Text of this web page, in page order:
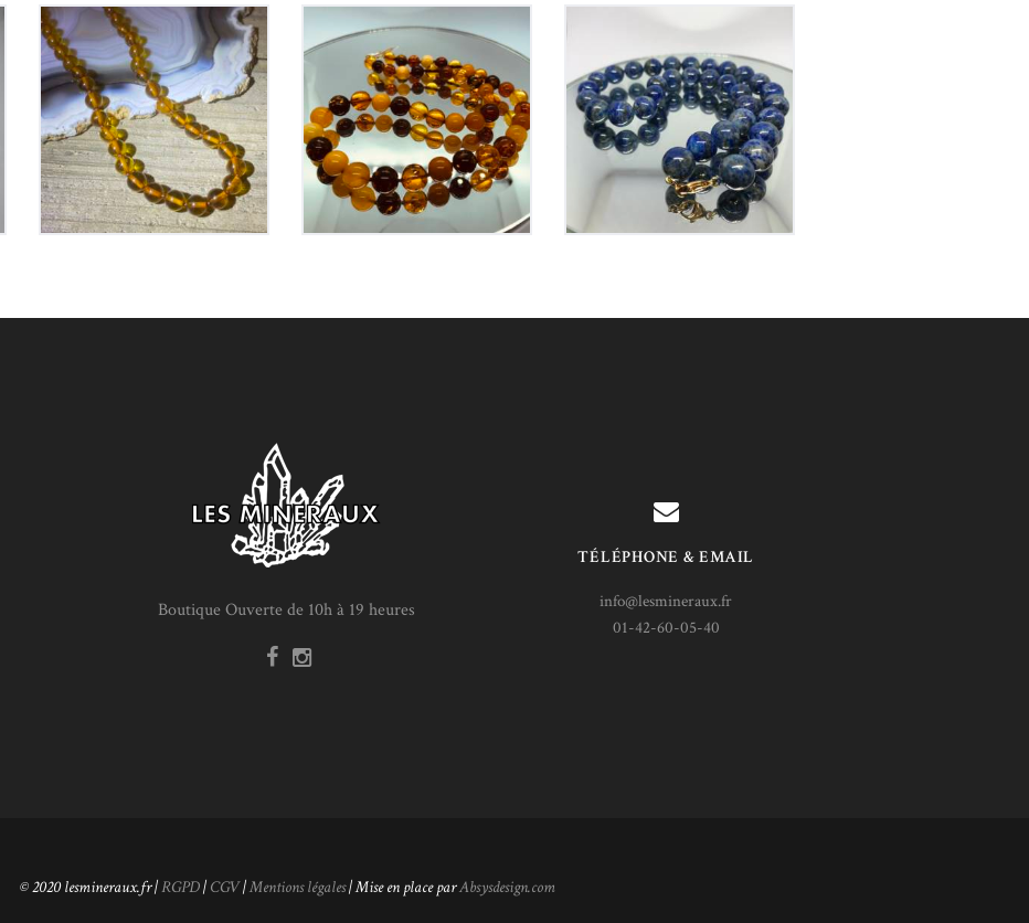
Collier en Ambre
215€
Collier en Ambre
310€
Collier Lapis Lazuli
175€
Boutique Ouverte de 10h à 19 heures
TÉLÉPHONE & EMAIL
info@lesmineraux.fr
01-42-60-05-40
© 2020 lesmineraux.fr |RGPD| CGV|Mentions légales| Mise en place parAbsysdesign.com